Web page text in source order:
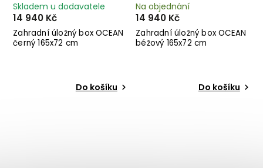
Zahradní úložný box OCEAN
černý 165x72 cm
Skladem u dodavatele
14 940 Kč
Do košíku
Zahradní úložný box OCEAN
béžový 165x72 cm
Na objednání
14 940 Kč
Do košíku